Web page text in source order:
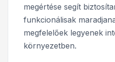
megértése segít
funkcionálisak
megfelelőek legyenek
környezetben.